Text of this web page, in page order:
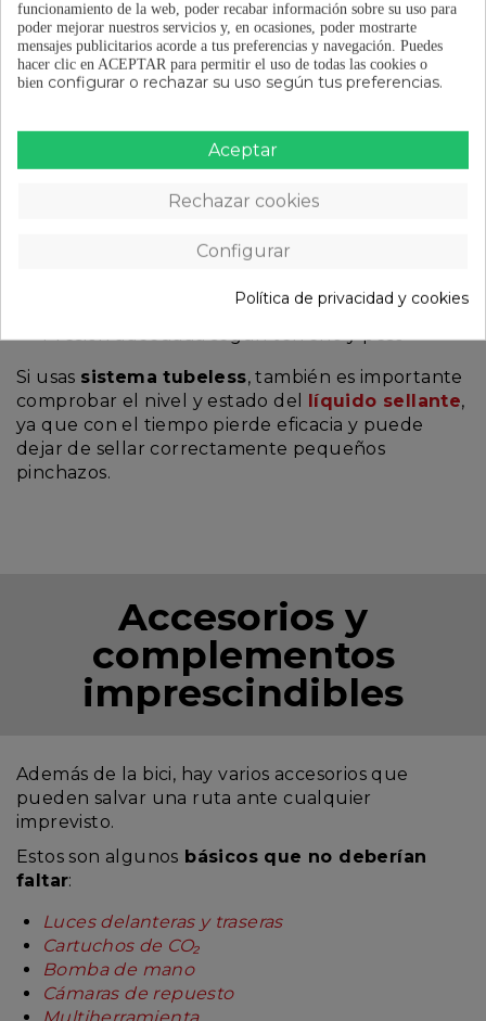
y cubiertas
Los neumáticos son el único punto de contacto
cuidadosamente su estado antes de cualquier
Presta atención a:
Desgaste de la banda de rodadura
Estado de los flancos
Presión adecuada según terreno y peso
Si usas sistema tubeless, también es importante
comprobar el nivel y estado del líquido sellante,
ya que con el tiempo pierde eficacia y puede
dejar de sellar correctamente pequeños
pinchazos.
Accesorios y
complementos
imprescindibles
Además de la bici, hay varios accesorios que
pueden salvar una ruta ante cualquier
imprevisto.
Estos son algunos básicos que no deberían
faltar:
Luces delanteras y traseras
Cartuchos de CO₂
Bomba de mano
Cámaras de repuesto
funcionamiento de la web, poder recabar información sobre su uso para
poder mejorar nuestros servicios y, en ocasiones, poder mostrarte
mensajes publicitarios acorde a tus preferencias y navegación. Puedes
hacer clic en ACEPTAR para permitir el uso de todas las cookies o
bien configurar o rechazar su uso según tus preferencias.
Aceptar
Rechazar cookies
Configurar
Política de privacidad y cookies